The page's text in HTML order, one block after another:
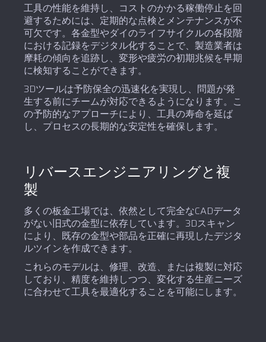
工具の性能を維持し、コストのかかる稼働停止を回
避するためには、定期的な点検とメンテナンスが不
可欠です。各金型やダイのライフサイクルの各段階
における記録をデジタル化することで、製造業者は
摩耗の傾向を追跡し、変形や疲労の初期兆候を早期
に検知することができます。
3Dツールは予防保全の迅速化を実現し、問題が発
生する前にチームが対応できるようになります。こ
の予防的なアプローチにより、工具の寿命を延ば
し、プロセスの長期的な安定性を確保します。
リバースエンジニアリングと複
製
多くの板金工場では、依然として完全なCADデータ
がない旧式の金型に依存しています。3Dスキャン
により、既存の金型や部品を正確に再現したデジタ
ルツインを作成できます。
これらのモデルは、修理、改造、または複製に対応
しており、精度を維持しつつ、変化する生産ニーズ
に合わせて工具を最適化することを可能にします。